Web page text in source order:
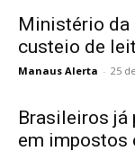
Ministério da
custeio de
Manaus Alerta - 25
Brasileiros já
em impostos